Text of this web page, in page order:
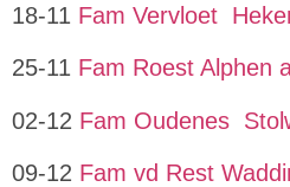
18-11 Fam Vervloet
25-11 Fam Roest Alphen
02-12 Fam Oudenes
09-12 Fam vd Rest